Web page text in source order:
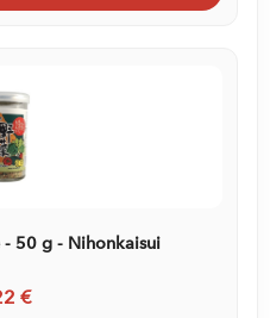
- 50 g - Nihonkaisui
€